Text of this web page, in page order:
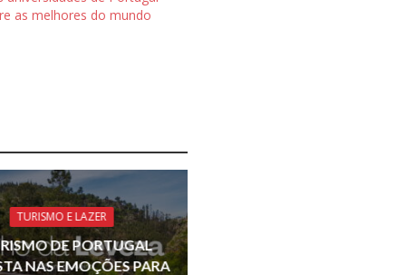
as melhores do mundo
TURISMO E LAZER
DE PORTUGAL
NAS EMOÇÕES PARA